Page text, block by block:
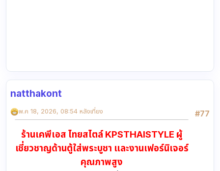
natthakont
#77
พ.ค 18, 2026, 08:54 หลังเที่ยง
ร้านเคพีเอส ไทยสไตล์ KPSTHAISTYLE ผู้
เชี่ยวชาญด้านตู้ใส่พระบูชา และงานเฟอร์นิเจอร์
คุณภาพสูง